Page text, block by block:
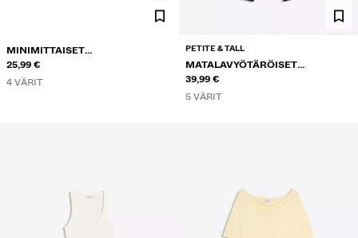
MINIMITTAISET
FARKKUSHORTSIT
25,99 €
4 VÄRIT
PETITE & TALL
MATALAVYÖTÄRÖISET
LEVEÄLAHKEISET FARKUT
39,99 €
5 VÄRIT